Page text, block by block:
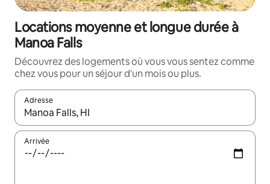
Locations moyenne et longue durée à
Manoa Falls
Découvrez des logements où vous vous sentez comme
chez vous pour un séjour d'un mois ou plus.
Adresse
Lorsque les résultats s'affichent, utilisez les flèches vers le
Arrivée